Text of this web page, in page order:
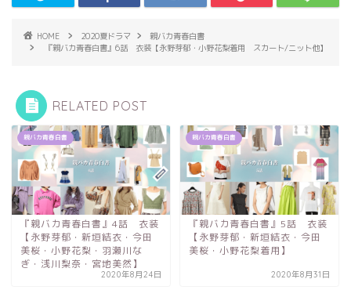
HOME 2020夏ドラマ
親バカ青春白書
『親バカ青春白書』6話 衣装【永野芽郁・小野花梨着用 スカート/ニット他】
RELATED POST
親バカ青春白書
『親バカ青春白書』4話 衣装
【永野芽郁・新垣結衣・今田
美桜・小野花梨・羽瀬川な
ぎ・浅川梨奈・宮地美然】
2020年8月24日
親バカ青春白書
『親バカ青春白書』5話 衣装
【永野芽郁・新垣結衣・今田
美桜・小野花梨着用】
2020年8月31日